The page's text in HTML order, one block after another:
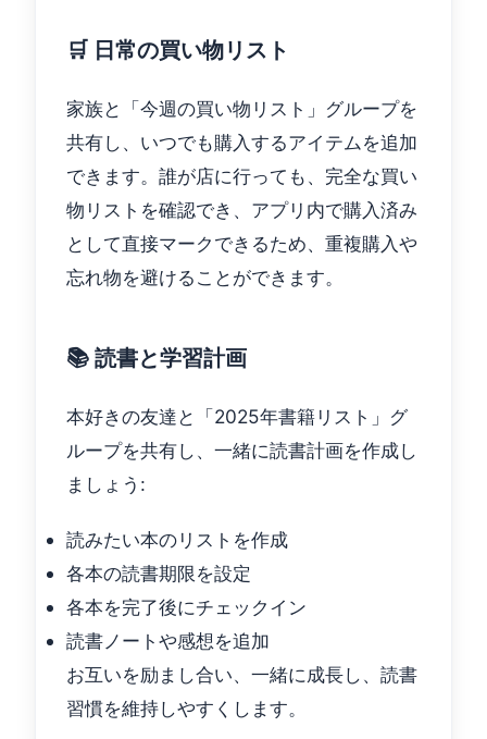
🛒 日常の買い物リスト
家族と「今週の買い物リスト」グループを
共有し、いつでも購入するアイテムを追加
できます。誰が店に行っても、完全な買い
物リストを確認でき、アプリ内で購入済み
として直接マークできるため、重複購入や
忘れ物を避けることができます。
📚 読書と学習計画
本好きの友達と「2025年書籍リスト」グ
ループを共有し、一緒に読書計画を作成し
ましょう:
読みたい本のリストを作成
各本の読書期限を設定
各本を完了後にチェックイン
読書ノートや感想を追加
お互いを励まし合い、一緒に成長し、読書
習慣を維持しやすくします。